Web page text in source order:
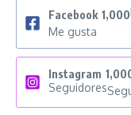
Facebook 1,000
Me gusta
Instagram
Seguidores